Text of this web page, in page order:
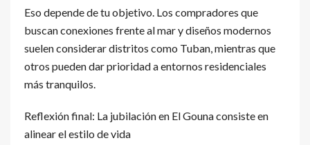
Eso depende de tu objetivo. Los compradores que
buscan conexiones frente al mar y diseños modernos
suelen considerar distritos como Tuban, mientras que
otros pueden dar prioridad a entornos residenciales
más tranquilos.
Reflexión final: La jubilación en El Gouna consiste en
alinear el estilo de vida